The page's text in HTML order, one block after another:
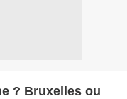
? Bruxelles ou